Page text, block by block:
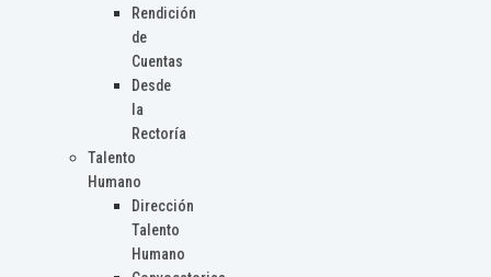
Rendición
de
Cuentas
Desde
la
Rectoría
Talento
Humano
Dirección
Talento
Humano